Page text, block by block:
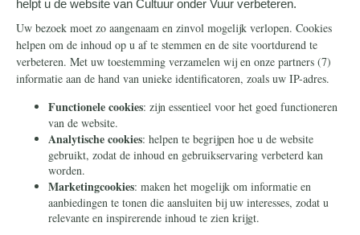
Steun ons
Nieuwsbrief
Eenmalig
Maandelijks
Periodiek
Nalaten
Zelf overschrijven
Info
Contact
Ontvang onze Telegram-
berichten